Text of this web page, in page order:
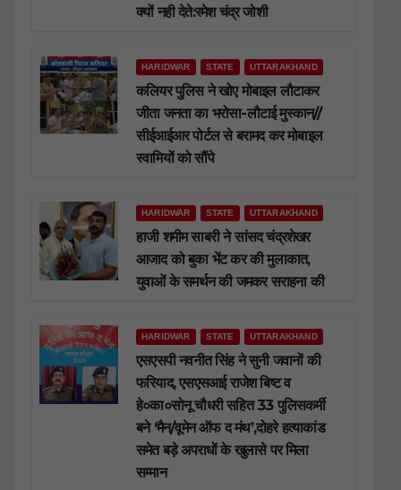
क्यों नही देते:रमेश चंद्र जोशी
HARIDWAR STATE UTTARAKHAND
कलियर पुलिस ने खोए मोबाइल लौटाकर
जीता जनता का भरोसा-लौटाई मुस्कान//
सीईआईआर पोर्टल से बरामद कर मोबाइल
स्वामियों को सौंपे
HARIDWAR STATE UTTARAKHAND
हाजी शमीम साबरी ने सांसद चंद्रशेखर
आजाद को बुका भेंट कर की मुलाकात,
युवाओं के समर्थन की जमकर सराहना की
HARIDWAR STATE UTTARAKHAND
एसएसपी नवनीत सिंह ने सुनी जवानों की
फरियाद, एसएसआई राजेश बिष्ट व
हे०का०सोनू चौधरी सहित 33 पुलिसकर्मी
बने ‘मैन/वूमेन ऑफ द मंथ’,दोहरे हत्याकांड
समेत बड़े अपराधों के खुलासे पर मिला
सम्मान